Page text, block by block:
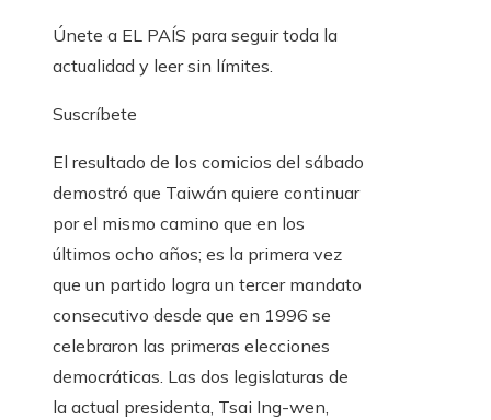
Únete a EL PAÍS para seguir toda la
actualidad y leer sin límites.
Suscríbete
El resultado de los comicios del sábado
demostró que Taiwán quiere continuar
por el mismo camino que en los
últimos ocho años; es la primera vez
que un partido logra un tercer mandato
consecutivo desde que en 1996 se
celebraron las primeras elecciones
democráticas. Las dos legislaturas de
la actual presidenta, Tsai Ing-wen,